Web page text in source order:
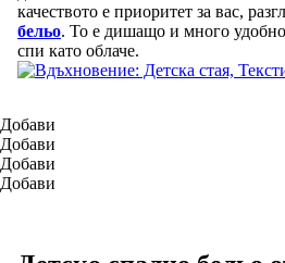
качеството е приоритет за вас,
бельо. То е дишащо и много
спи като облаче.
Добави
Добави
Добави
Добави